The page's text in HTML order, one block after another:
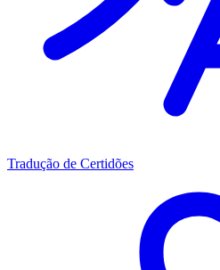
Tradução de Certidões